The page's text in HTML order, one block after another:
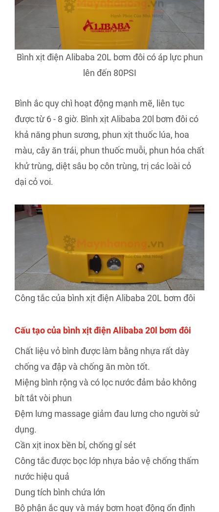
Bình xịt điện Alibaba 20L bơm đôi có áp lực phun
lên đến 80PSI
Bình ắc quy chì hoạt động mạnh mẽ, liên tục
được từ 6 - 8 giờ. Bình xịt Alibaba 20l bơm đôi có
khả năng phun sương, phun xịt thuốc lúa, hoa
màu, cây ăn trái, phun thuốc muỗi, phun hóa chất
khử trùng, diệt sâu bọ côn trùng, trị các loài cỏ
dại cỏ voi.
Công tắc của bình xịt điện Alibaba 20L bơm đôi
Cấu tạo của bình xịt điện Alibaba 20l bơm đôi
Chất liệu vỏ bình được làm bằng nhựa rất dày
chống va đập và chống ăn mòn tốt.
Miệng bình rộng và có lọc nước đảm bảo không
bít tắt vòi phun
Đệm lưng massage giảm đau lưng cho người sử
dụng.
Cần xịt inox bền bỉ, chống gỉ sét
Công tắc được bọc lớp nhựa bảo vệ chống thấm
nước hiệu quả
Dung tích bình chứa lớn
Bộ phận ắc quy và máy bơm hoạt động ổn định